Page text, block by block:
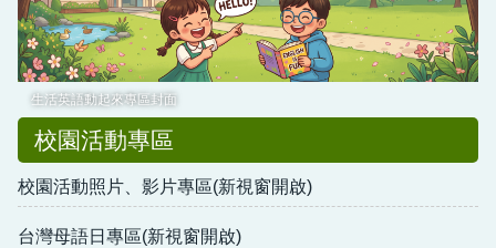
生活英語動起來專區封面
校園活動專區
校園活動照片、影片專區(新視窗開啟)
台灣母語日專區(新視窗開啟)